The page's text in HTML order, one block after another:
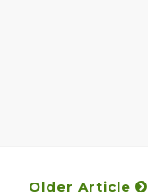
Older Article